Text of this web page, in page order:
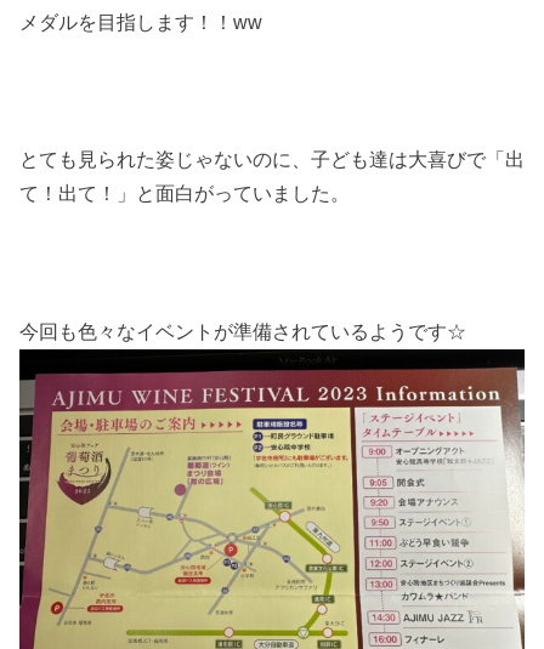
メダルを目指します！！ww
とても見られた姿じゃないのに、子ども達は大喜びで「出
て！出て！」と面白がっていました。
今回も色々なイベントが準備されているようです☆